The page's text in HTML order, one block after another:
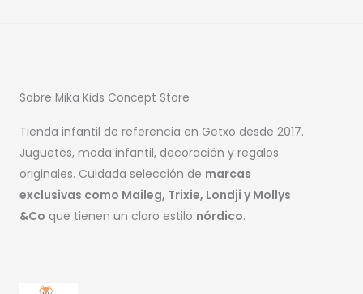
Sobre Mika Kids Concept Store
Tienda infantil de referencia en Getxo desde 2017.
Juguetes, moda infantil, decoración y regalos
originales. Cuidada selección de marcas
exclusivas como Maileg, Trixie, Londji y Mollys
&Co que tienen un claro estilo nórdico.